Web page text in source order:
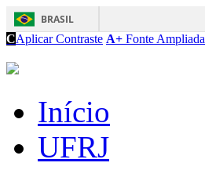
BRASIL
CAplicar Contraste A+ Fonte Ampliada
Início
UFRJ